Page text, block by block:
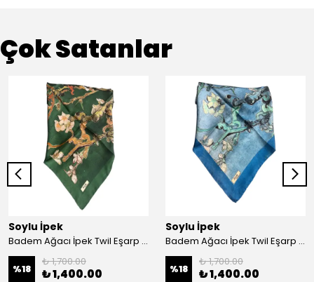
Çok Satanlar
Soylu İpek
Badem Ağacı İpek Twil Eşarp - Haki
%18
₺ 1,700.00
₺ 1,400.00
Soylu İpek
Badem Ağacı İpek Twil Eşarp - Mavi
%18
₺ 1,700.00
₺ 1,400.00